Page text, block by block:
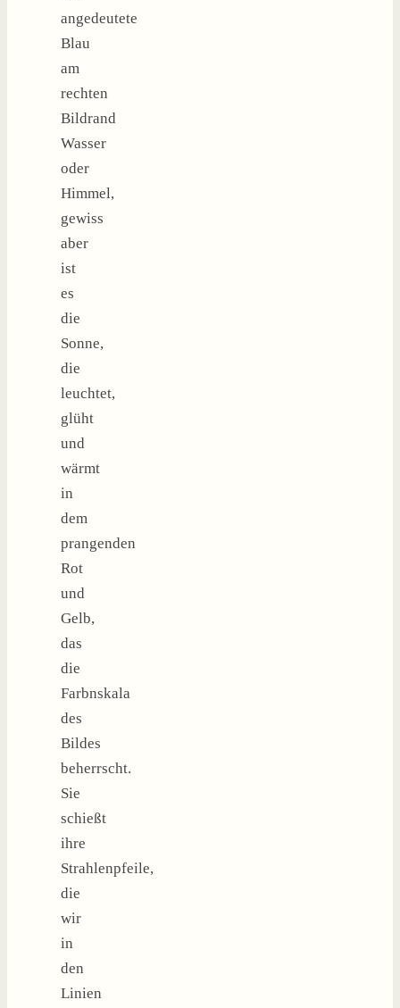
angedeutete
Blau
am
rechten
Bildrand
Wasser
oder
Himmel,
gewiss
aber
ist
es
die
Sonne,
die
leuchtet,
glüht
und
wärmt
in
dem
prangenden
Rot
und
Gelb,
das
die
Farbnskala
des
Bildes
beherrscht.
Sie
schießt
ihre
Strahlenpfeile,
die
wir
in
den
Linien